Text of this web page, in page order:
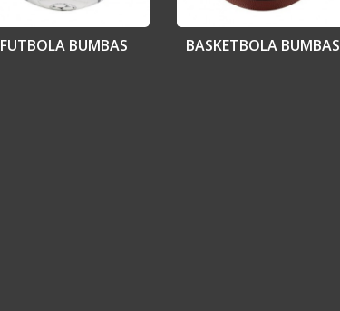
FUTBOLA BUMBAS BASKETBOLA BUMBAS